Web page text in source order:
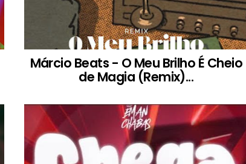
Márcio Beats - O Meu Brilho É Cheio
de Magia (Remix)...